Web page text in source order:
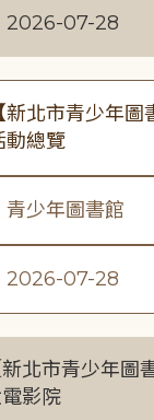
2026-07-28
新北市青少年圖
動總覽
青少年圖書館
2026-07-28
新北市青少年圖
影院